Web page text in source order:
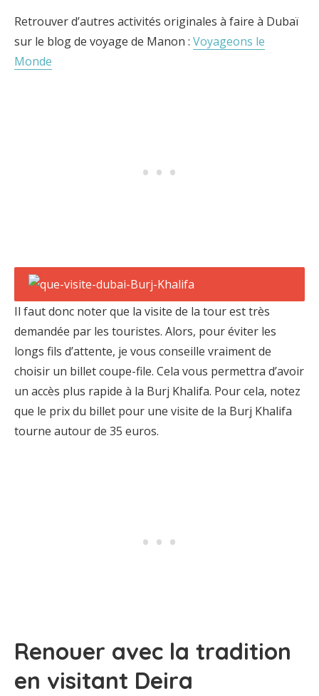
Retrouver d’autres activités originales à faire à Dubaï
sur le blog de voyage de Manon : Voyageons le
Monde
Il faut donc noter que la visite de la tour est très
demandée par les touristes. Alors, pour éviter les
longs fils d’attente, je vous conseille vraiment de
choisir un billet coupe-file. Cela vous permettra d’avoir
un accès plus rapide à la Burj Khalifa. Pour cela, notez
que le prix du billet pour une visite de la Burj Khalifa
tourne autour de 35 euros.
Renouer avec la tradition
en visitant Deira